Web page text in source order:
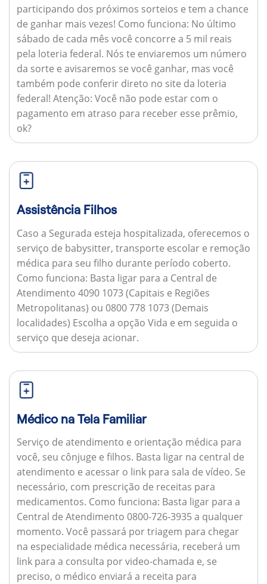
participando dos próximos sorteios e tem a chance
de ganhar mais vezes! Como funciona: No último
sábado de cada mês você concorre a 5 mil reais
pela loteria federal. Nós te enviaremos um número
da sorte e avisaremos se você ganhar, mas você
também pode conferir direto no site da loteria
federal! Atenção: Você não pode estar com o
pagamento em atraso para receber esse prêmio,
ok?
Assistência Filhos
Caso a Segurada esteja hospitalizada, oferecemos o
serviço de babysitter, transporte escolar e remoção
médica para seu filho durante período coberto.
Como funciona: Basta ligar para a Central de
Atendimento 4090 1073 (Capitais e Regiões
Metropolitanas) ou 0800 778 1073 (Demais
localidades) Escolha a opção Vida e em seguida o
serviço que deseja acionar.
Médico na Tela Familiar
Serviço de atendimento e orientação médica para
você, seu cônjuge e filhos. Basta ligar na central de
atendimento e acessar o link para sala de vídeo. Se
necessário, com prescrição de receitas para
medicamentos. Como funciona: Basta ligar para a
Central de Atendimento 0800-726-3935 a qualquer
momento. Você passará por triagem para chegar
na especialidade médica necessária, receberá um
link para a consulta por video-chamada e, se
preciso, o médico enviará a receita para